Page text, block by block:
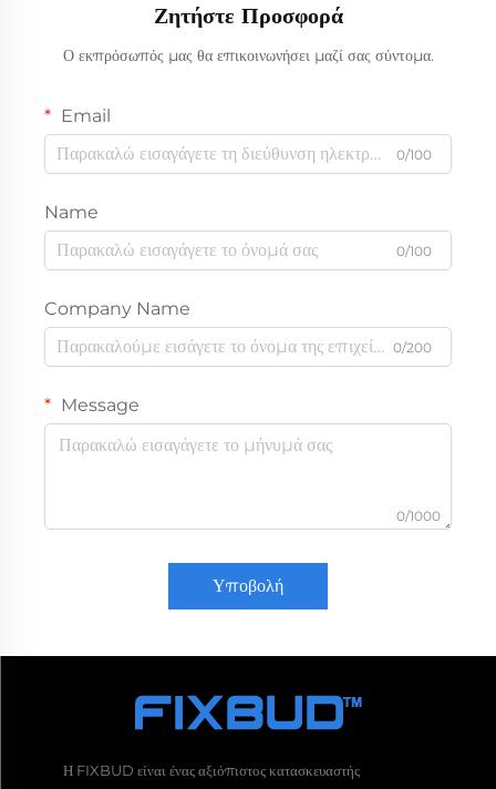
Ζητήστε Προσφορά
Ο εκπρόσωπός μας θα επικοινωνήσει μαζί σας σύντομα.
Email
0/100
Name
0/100
Company Name
0/200
Message
0/1000
Υποβολή
Η FIXBUD είναι ένας αξιόπιστος κατασκευαστής